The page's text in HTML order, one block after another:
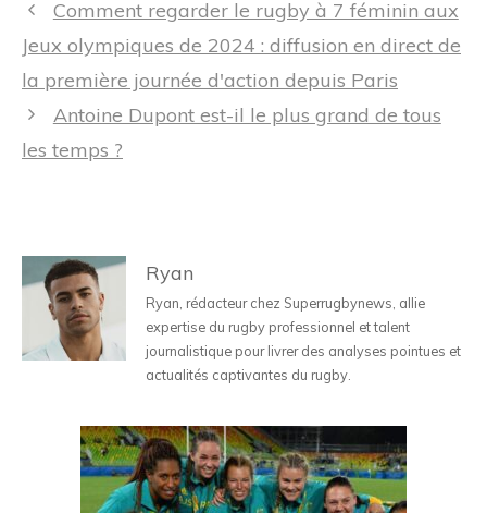
Navigation
des
Comment regarder le rugby à 7 féminin aux
Jeux olympiques de 2024 : diffusion en direct de
la première journée d'action depuis Paris
Antoine Dupont est-il le plus grand de tous
les temps ?
Ryan
Ryan, rédacteur chez Superrugbynews, allie
expertise du rugby professionnel et talent
journalistique pour livrer des analyses pointues et
actualités captivantes du rugby.